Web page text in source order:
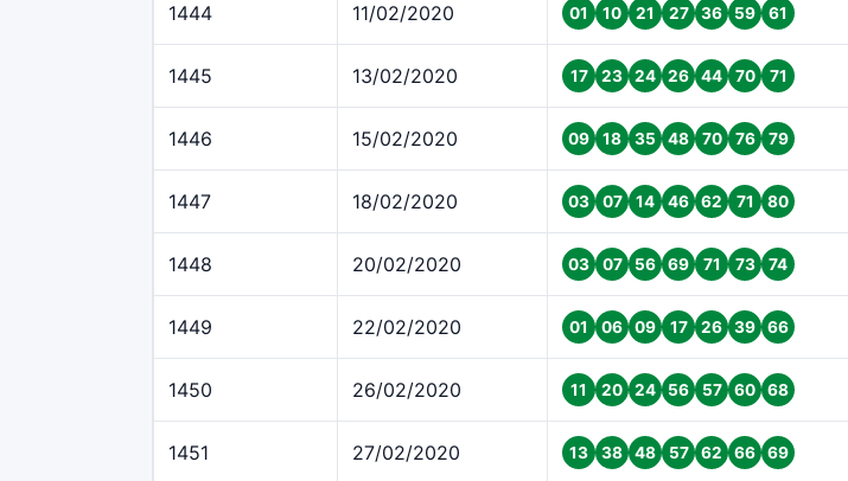
1444 11/02/2020 01 10 21 27 36 59 61
1445 13/02/2020 17 23 24 26 44 70 71
1446 15/02/2020 09 18 35 48 70 76 79
1447 18/02/2020 03 07 14 46 62 71 80
1448 20/02/2020 03 07 56 69 71 73 74
1449 22/02/2020 01 06 09 17 26 39 66
1450 26/02/2020 11 20 24 56 57 60 68
1451 27/02/2020 13 38 48 57 62 66 69